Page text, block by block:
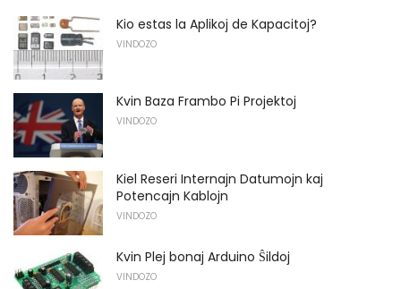
Kio estas la Aplikoj de Kapacitoj?
VINDOZO
Kvin Baza Frambo Pi Projektoj
VINDOZO
Kiel Reseri Internajn Datumojn kaj
Potencajn Kablojn
VINDOZO
Kvin Plej bonaj Arduino Ŝildoj
VINDOZO